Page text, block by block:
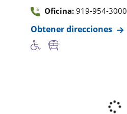
Oficina: 919-954-3000
Obtener direcciones